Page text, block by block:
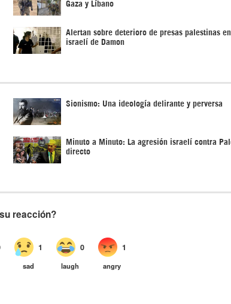
Gaza y Líbano
Alertan sobre deterioro de presas palestinas
israelí de Damon
Sionismo: Una ideología delirante y perversa
Minuto a Minuto: La agresión israelí contra
directo